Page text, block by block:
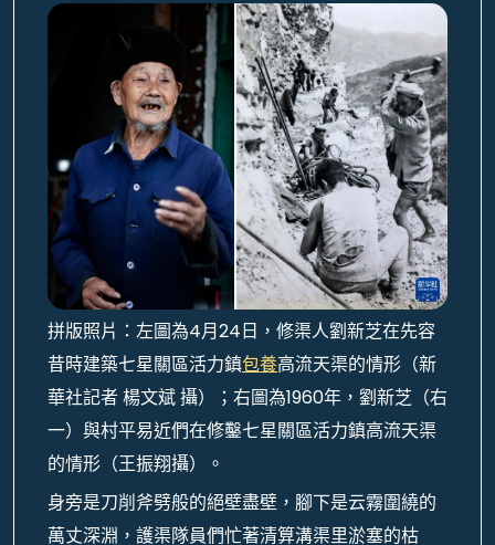
拼版照片：左圖為4月24日，修渠人劉新芝在先容
昔時建築七星關區活力鎮包養高流天渠的情形（新
華社記者 楊文斌 攝）；右圖為1960年，劉新芝（右
一）與村平易近們在修鑿七星關區活力鎮高流天渠
的情形（王振翔攝）。
身旁是刀削斧劈般的絕壁盡壁，腳下是云霧圍繞的
萬丈深淵，護渠隊員們忙著清算溝渠里淤塞的枯